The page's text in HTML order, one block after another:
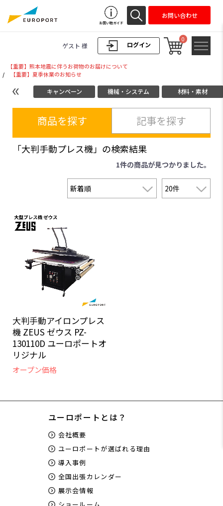
ログイン
ゲスト 様
0
お買い物ガイド
お問い合わせ
【重要】熊本地震に伴うお荷物のお届けについて
/
【重要】夏季休業のお知らせ
キャンペーン 機械・システム 材料・素材
商品を探す 記事を探す
「大判手動プレス機」の検索結果
1件の商品が見つかりました。
大判手動アイロンプレス
機 ZEUS ゼウス PZ-
130110D ユーロポートオ
リジナル
オープン価格
ユーロポートとは？
会社概要
ユーロポートが選ばれる理由
導入事例
全国出張カレンダー
展示会情報